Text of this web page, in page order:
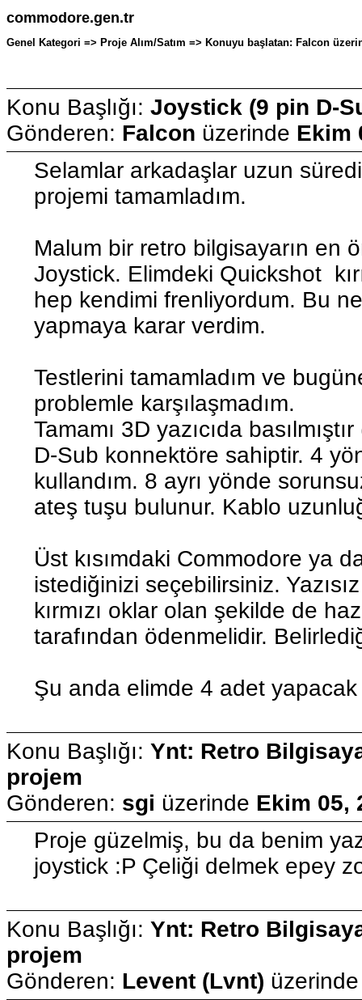
commodore.gen.tr
Genel Kategori => Proje Alım/Satım => Konuyu başlatan: Falcon
Konu Başlığı: Joystick (9 pin D-
Gönderen: Falcon üzerinde Ekim
Selamlar arkadaşlar uzun
projemi tamamladım.
Malum bir retro bilgisayarın en
Joystick. Elimdeki Quickshot
hep kendimi frenliyordum. Bu
yapmaya karar verdim.
Testlerini tamamladım ve
problemle karşılaşmadım.
Tamamı 3D yazıcıda
D-Sub konnektöre sahiptir. 4
kullandım. 8 ayrı yönde
ateş tuşu bulunur. Kablo
Üst kısımdaki Commodore ya
istediğinizi seçebilirsiniz.
kırmızı oklar olan şekilde de
tarafından ödenmelidir.
Şu anda elimde 4 adet
Konu Başlığı: Ynt: Retro
projem
Gönderen: sgi üzerinde Ekim 05,
Proje güzelmiş, bu da benim
joystick :P Çeliği delmek epey
Konu Başlığı: Ynt: Retro
projem
Gönderen: Levent (Lvnt)